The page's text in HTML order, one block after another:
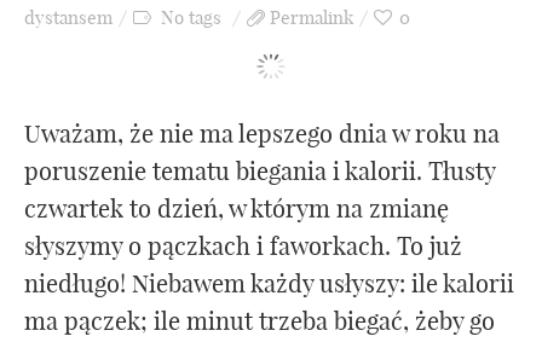
dystansem No tags Permalink 0
Uważam, że nie ma lepszego dnia w roku na
poruszenie tematu biegania i kalorii. Tłusty
czwartek to dzień, w którym na zmianę
słyszymy o pączkach i faworkach. To już
niedługo! Niebawem każdy usłyszy: ile kalorii
ma pączek; ile minut trzeba biegać, żeby go